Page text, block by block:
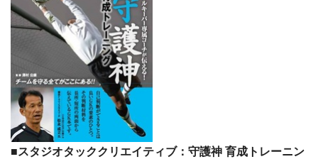
■スタジオタッククリエイティブ：守護神 育成トレーニン